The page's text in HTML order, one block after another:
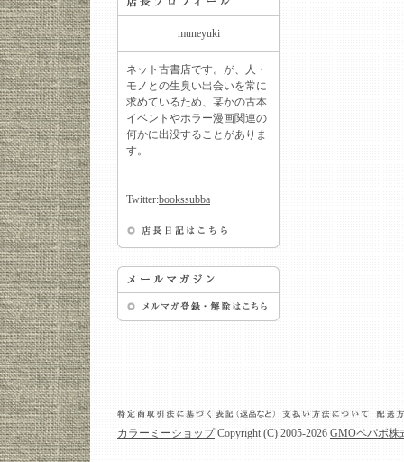
muneyuki
ネット古書店です。が、人・
モノとの生臭い出会いを常に
求めているため、某かの古本
イベントやホラー漫画関連の
何かに出没することがありま
す。
Twitter:bookssubba
カラーミーショップCopyright (C) 2005-2026 GMOペパボ株